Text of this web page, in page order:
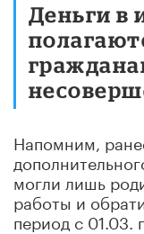
Деньги в
Напомним,
могли лишь
работы и
период с 01.03.